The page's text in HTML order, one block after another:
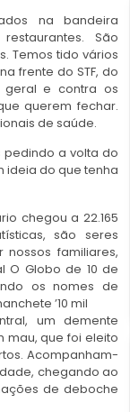
na bandeira
São
Temos tido vários
frente do STF, do
geral e contra os
querem fechar.
de saúde.
pedindo a volta do
ideia do que tenha
chegou a 22.165
são seres
familiares,
O Globo de 10 de
os nomes de
’10 mil
um demente
mau, que foi eleito
Acompanham-
chegando ao
de deboche